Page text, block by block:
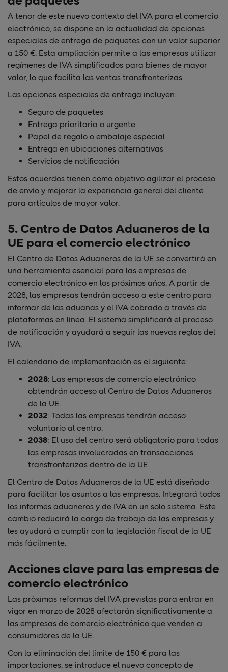
A tenor de este nuevo contexto del IVA para el comercio
electrónico, se dispone en la actualidad de opciones
especiales de entrega de paquetes con un valor superior
a 150 €. Esta ampliación permite a las empresas utilizar
regímenes de IVA simplificados para bienes de mayor
valor, lo que facilita las ventas transfronterizas.
Las opciones especiales de entrega incluyen:
Seguro de paquetes
Entrega prioritaria o urgente
Papel de regalo o embalaje especial
Entrega en ubicaciones alternativas
Servicios de notificación
Estos acuerdos tienen como objetivo agilizar el proceso
de envío y mejorar la experiencia general del cliente
para artículos de mayor valor.
5. Centro de Datos Aduaneros de la
UE para el comercio electrónico
El Centro de Datos Aduaneros de la UE se convertirá en
una herramienta esencial para las empresas de
comercio electrónico en los próximos años. A partir de
2028, las empresas tendrán acceso a este centro para
informar de las aduanas y el IVA cobrado a través de
plataformas en línea. El sistema simplificará el proceso
de notificación y ayudará a seguir las nuevas reglas del
IVA.
El calendario de implementación es el siguiente:
2028: Las empresas de comercio electrónico
obtendrán acceso al Centro de Datos Aduaneros
de la UE.
2032: Todas las empresas tendrán acceso
voluntario al centro.
2038: El uso del centro será obligatorio para todas
las empresas involucradas en transacciones
transfronterizas dentro de la UE.
El Centro de Datos Aduaneros de la UE está diseñado
para facilitar los asuntos a las empresas. Integrará todos
los informes aduaneros y de IVA en un solo sistema. Este
cambio reducirá la carga de trabajo de las empresas y
les ayudará a cumplir con la legislación fiscal de la UE
más fácilmente.
Acciones clave para las empresas de
comercio electrónico
Las próximas reformas del IVA previstas para entrar en
vigor en marzo de 2028 afectarán significativamente a
las empresas de comercio electrónico que venden a
consumidores de la UE.
Con la eliminación del límite de 150 € para las
importaciones, se introduce el nuevo concepto de